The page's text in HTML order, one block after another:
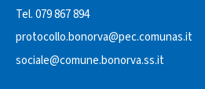
Tel. 079 867 894
protocollo.bonorva@pec.comunas.it
sociale@comune.bonorva.ss.it